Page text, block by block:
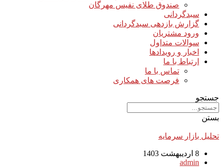
صندوق طلای نفیس مهرگان
سبدگردانی
گزارش بازدهی سبدگردانی
ورود مشتریان
سوالات متداول
اخبار و رویدادها
ارتباط با ما
تماس با ما
فرصت های همکاری
جستجو
بستن
تحلیل بازار سرمایه
8 اردیبهشت 1403
admin